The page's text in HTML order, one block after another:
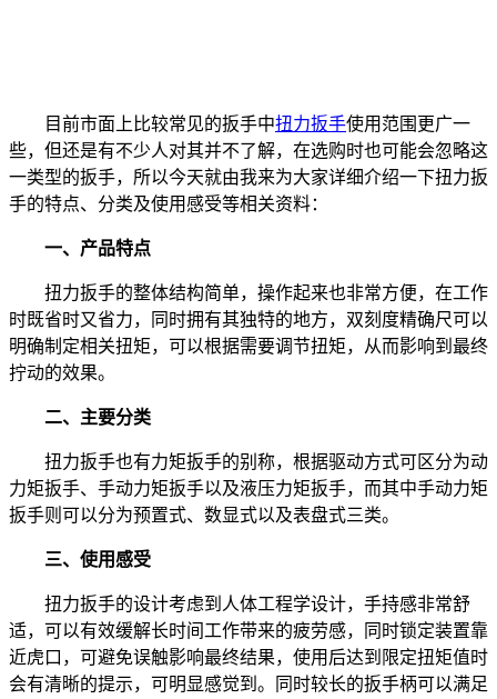
目前市面上比较常见的扳手中扭力扳手使用范围更广一
些，但还是有不少人对其并不了解，在选购时也可能会忽略这
一类型的扳手，所以今天就由我来为大家详细介绍一下扭力扳
手的特点、分类及使用感受等相关资料：
一、产品特点
扭力扳手的整体结构简单，操作起来也非常方便，在工作
时既省时又省力，同时拥有其独特的地方，双刻度精确尺可以
明确制定相关扭矩，可以根据需要调节扭矩，从而影响到最终
拧动的效果。
二、主要分类
扭力扳手也有力矩扳手的别称，根据驱动方式可区分为动
力矩扳手、手动力矩扳手以及液压力矩扳手，而其中手动力矩
扳手则可以分为预置式、数显式以及表盘式三类。
三、使用感受
扭力扳手的设计考虑到人体工程学设计，手持感非常舒
适，可以有效缓解长时间工作带来的疲劳感，同时锁定装置靠
近虎口，可避免误触影响最终结果，使用后达到限定扭矩值时
会有清晰的提示，可明显感觉到。同时较长的扳手柄可以满足